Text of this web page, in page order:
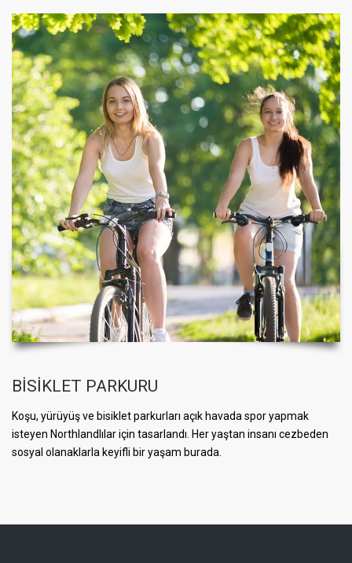
BİSİKLET PARKURU
Koşu, yürüyüş ve bisiklet parkurları açık havada spor yapmak
isteyen Northlandlılar için tasarlandı. Her yaştan insanı cezbeden
sosyal olanaklarla keyifli bir yaşam burada.